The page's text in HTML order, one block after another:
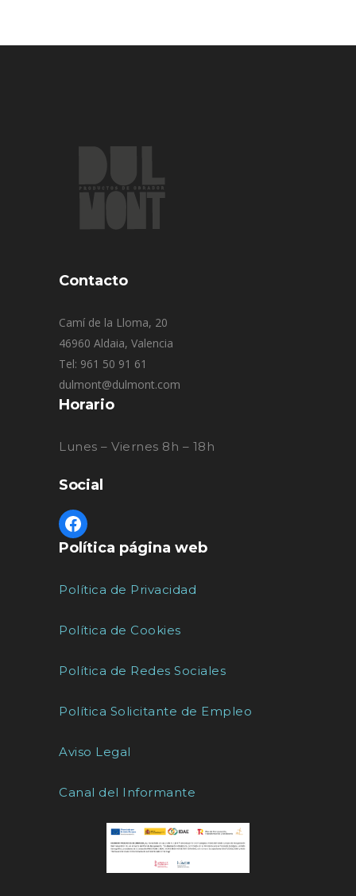
Contacto
Camí de la Lloma, 20
46960 Aldaia, Valencia
Tel: 961 50 91 61
dulmont@dulmont.com
Horario
Lunes – Viernes 8h – 18h
Social
Política página web
Política de Privacidad
Política de Cookies
Política de Redes Sociales
Política Solicitante de Empleo
Aviso Legal
Canal del Informante